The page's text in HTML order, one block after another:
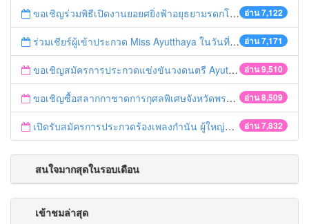
อ่าน 7,122
ขอเชิญร่วมพิธีเปิดงานยอยศยิ่งฟ้าอยุธยามรดกโลก
อ่าน 7,171
ร่วมเชียร์ผู้เข้าประกวด Miss Ayutthaya ในวันที่ 15 ธันวาคม 2560
อ่าน 9,510
ขอเชิญสมัครการประกวดแข่งขันวงดนตรี Ayutthaya battle of the bands
อ่าน 8,509
ขอเชิญซื้อสลากกาชาดการกุศลพิเศษจังหวัดพระนครศรีอยุธยา 2560
อ่าน 7,832
เปิดรับสมัครการประกวดร้องเพลงกำนัน ผู้ใหญ่บ้าน ฯลฯ
สนใจมากสุดในรอบเดือน
เข้าชมล่าสุด